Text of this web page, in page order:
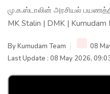
மு.க.ஸ்டாலின் அரசியல்
MK Stalin | DMK | Kumudam
ByKumudam Team
08
Last Update : 08 May 2026,